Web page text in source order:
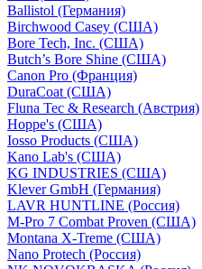
Ballistol (Германия)
Birchwood Casey (США)
Bore Tech, Inc. (США)
Butch’s Bore Shine (СШA)
Canon Pro (Франция)
DuraCoat (США)
Fluna Tec & Research (Австрия)
Hoppe's (США)
Iosso Products (США)
Kano Lab's (США)
KG INDUSTRIES (США)
Klever GmbH (Германия)
LAVR HUNTLINE (Россия)
M-Pro 7 Combat Proven (СШA)
Montana X-Treme (США)
Nano Protech (Россия)